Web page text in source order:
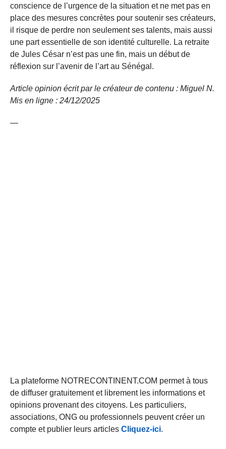
conscience de l’urgence de la situation et ne met pas en
place des mesures concrètes pour soutenir ses créateurs,
il risque de perdre non seulement ses talents, mais aussi
une part essentielle de son identité culturelle. La retraite
de Jules César n’est pas une fin, mais un début de
réflexion sur l’avenir de l’art au Sénégal.
Article opinion écrit par le créateur de contenu : Miguel N.
Mis en ligne : 24/12/2025
—
La plateforme NOTRECONTINENT.COM permet à tous
de diffuser gratuitement et librement les informations et
opinions provenant des citoyens. Les particuliers,
associations, ONG ou professionnels peuvent créer un
compte et publier leurs articles Cliquez-ici.